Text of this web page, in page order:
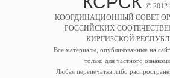
© 2012-
КООРДИНАЦИОННЫЙ СОВЕТ
РОССИЙСКИХ
КИРГИЗСКОЙ
Все материалы, опубликованные на
только для частного
Любая перепечатка либо